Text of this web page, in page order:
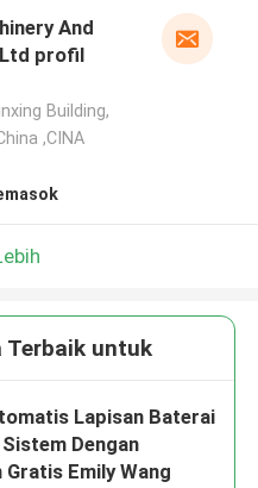
And
profil
Building,
,CINA
Terbaik untuk
Lapisan Baterai
Dengan
Gratis Emily Wang